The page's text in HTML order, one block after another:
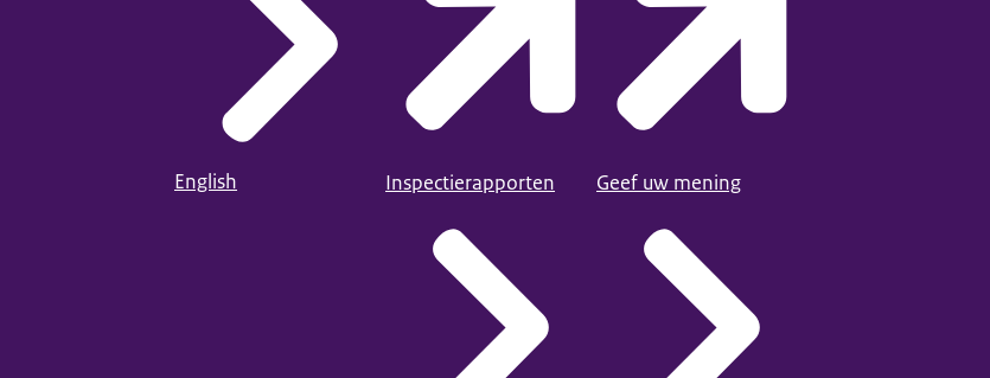
English Inspectierapporten Geef uw mening